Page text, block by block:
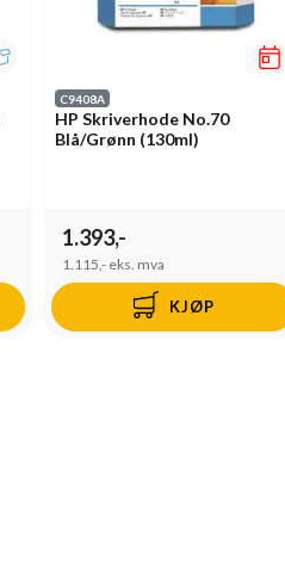
C9408A
HP Skriverhode No.70
Blå/Grønn (130ml)
1.393,-
1.115,- eks. mva
KJØP